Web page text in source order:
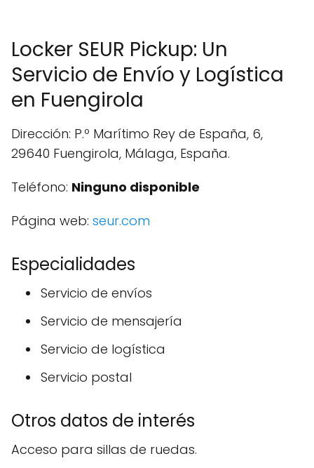
Locker SEUR Pickup: Un
Servicio de Envío y Logística
en Fuengirola
Dirección: P.º Marítimo Rey de España, 6,
29640 Fuengirola, Málaga, España.
Teléfono: Ninguno disponible
Página web: seur.com
Especialidades
Servicio de envíos
Servicio de mensajería
Servicio de logística
Servicio postal
Otros datos de interés
Acceso para sillas de ruedas.